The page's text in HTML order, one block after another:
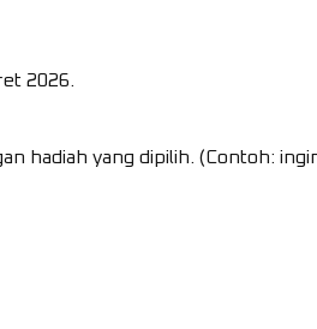
2026.
hadiah yang dipilih. (Contoh: